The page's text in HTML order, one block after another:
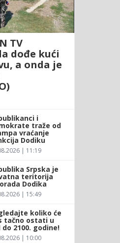
TV
dođe kući
a onda je
i
traže od
vraćanje
Dodiku
| 11:19
Srpska je
teritorija
Dodika
| 15:49
koliko će
tačno ostati u
do 2100. godine!
| 10:00